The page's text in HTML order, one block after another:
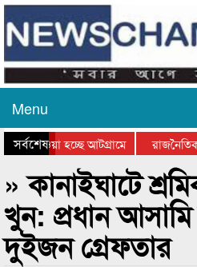
Menu
সর্বশেষ
যাওয়া হচ্ছে আটগ্রামে
পুরস্কার বিতরণ সম্পন্ন
সিলেটে
» কানাইঘাটে
খুন: প্রধান আসামি
দুইজন গ্রেফতার